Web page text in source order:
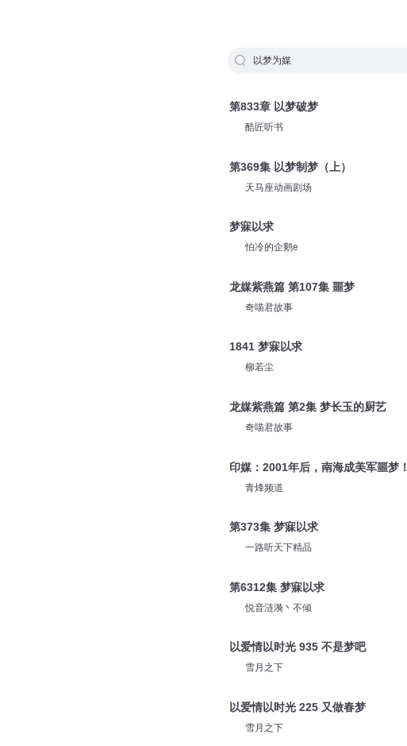
以梦为媒
第833章 以梦破梦
酷匠听书
第369集 以梦制梦（上）
天马座动画剧场
梦寐以求
怕冷的企鹅e
龙媒紫燕篇 第107集 噩梦
奇喵君故事
1841 梦寐以求
柳若尘
龙媒紫燕篇 第2集 梦长玉的厨艺
奇喵君故事
印媒：2001年后，南海成美军噩梦！
青烽频道
第373集 梦寐以求
一路听天下精品
第6312集 梦寐以求
悦音涟漪丶不倾
以爱情以时光 935 不是梦吧
雪月之下
以爱情以时光 225 又做春梦
雪月之下